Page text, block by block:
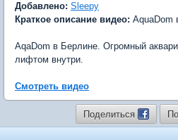
Добавлено: Sleepy
Краткое описание видео: AquaDom
AqaDom в Берлине. Огромный
лифтом внутри.
Смотреть видео
Поделиться